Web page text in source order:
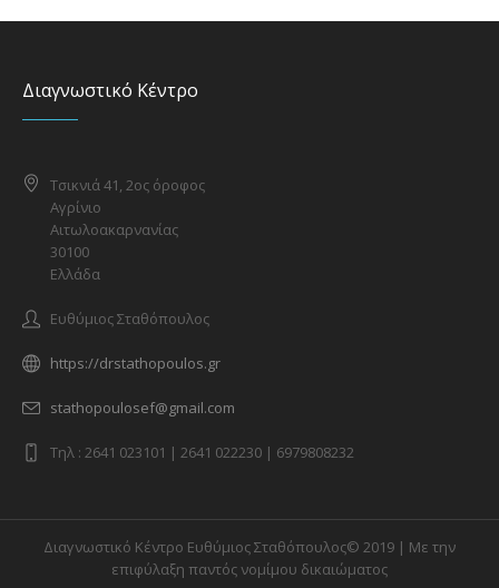
Διαγνωστικό Κέντρο
Τσικνιά 41, 2ος όροφος
Αγρίνιο
Αιτωλοακαρνανίας
30100
Ελλάδα
Ευθύμιος Σταθόπουλος
https://drstathopoulos.gr
stathopoulosef@gmail.com
Tηλ : 2641 023101 | 2641 022230 | 6979808232
Διαγνωστικό Κέντρο Ευθύμιος Σταθόπουλος© 2019 | Με την
επιφύλαξη παντός νομίμου δικαιώματος